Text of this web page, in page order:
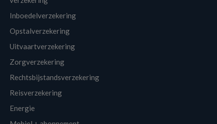
Inboedelverzekering
Opstalverzekering
Uitvaartverzekering
Zorgverzekering
Rechtsbijstandsverzekering
Reisverzekering
Energie